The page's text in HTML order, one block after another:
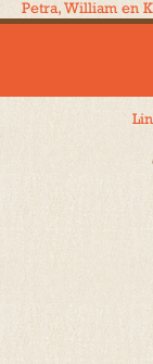
Petra, William en